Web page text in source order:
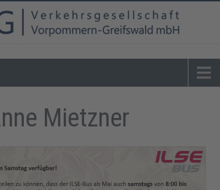
Tel. 0 39 76 - 24 02 - 0info@vvg-bus.de
Mietzner